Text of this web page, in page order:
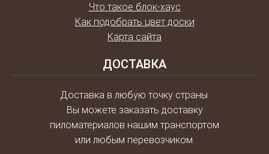
Что такое блок-хаус
Как подобрать цвет доски
Карта сайта
ДОСТАВКА
Доставка в любую точку страны.
Вы можете заказать доставку
пиломатериалов нашим транспортом
или любым перевозчиком.